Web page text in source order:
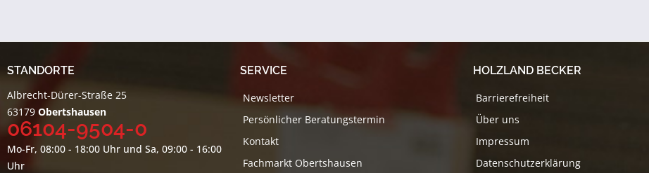
STANDORTE
Albrecht-Dürer-Straße 25
63179 Obertshausen
06104-9504-0
Mo-Fr, 08:00 - 18:00 Uhr und Sa, 09:00 - 16:00
Uhr
SERVICE
Newsletter
Persönlicher Beratungstermin
Kontakt
Fachmarkt Obertshausen
HOLZLAND BECKER
Barrierefreiheit
Über uns
Impressum
Datenschutzerklärung